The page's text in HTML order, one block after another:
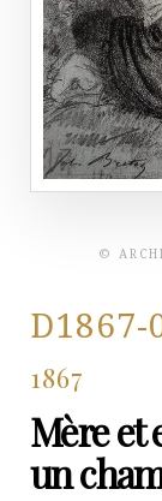
©
D1867-
1867
Mère et
un